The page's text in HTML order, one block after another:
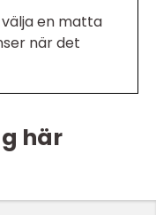
en matta
när det
här